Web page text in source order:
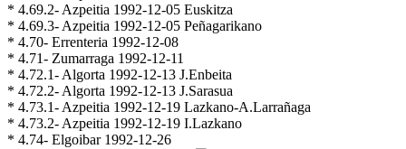
* 4.69.2- Azpeitia 1992-12-05 Euskitza
* 4.69.3- Azpeitia 1992-12-05 Peñagarikano
* 4.70- Errenteria 1992-12-08
* 4.71- Zumarraga 1992-12-11
* 4.72.1- Algorta 1992-12-13 J.Enbeita
* 4.72.2- Algorta 1992-12-13 J.Sarasua
* 4.73.1- Azpeitia 1992-12-19 Lazkano-A.Larrañaga
* 4.73.2- Azpeitia 1992-12-19 I.Lazkano
* 4.74- Elgoibar 1992-12-26